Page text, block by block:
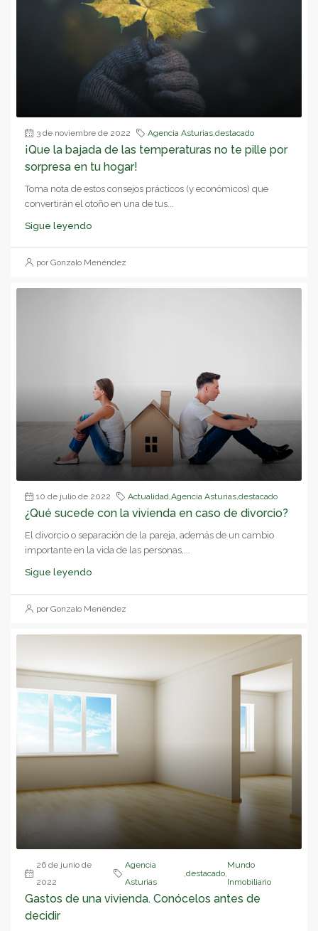
3 de noviembre de 2022 Agencia Asturias destacado
¡Que la bajada de las temperaturas no te pille por
sorpresa en tu hogar!
Toma nota de estos consejos prácticos (y económicos) que
convertirán el otoño en una de tus...
Sigue leyendo
por Gonzalo Menéndez
10 de julio de 2022 Actualidad,Agencia Asturias,destacado
¿Qué sucede con la vivienda en caso de divorcio?
El divorcio o separación de la pareja, además de un cambio
importante en la vida de las personas,...
Sigue leyendo
por Gonzalo Menéndez
26 de junio de
2022
Agencia
Asturias
destacado,
Mundo
Inmobiliario
Gastos de una vivienda. Conócelos antes de
decidir